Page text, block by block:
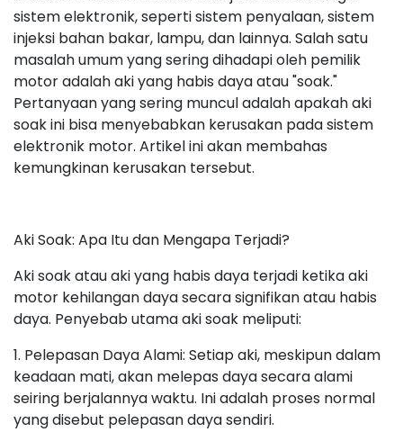
sistem elektronik, seperti sistem penyalaan, sistem
injeksi bahan bakar, lampu, dan lainnya. Salah satu
masalah umum yang sering dihadapi oleh pemilik
motor adalah aki yang habis daya atau "soak."
Pertanyaan yang sering muncul adalah apakah aki
soak ini bisa menyebabkan kerusakan pada sistem
elektronik motor. Artikel ini akan membahas
kemungkinan kerusakan tersebut.
Aki Soak: Apa Itu dan Mengapa Terjadi?
Aki soak atau aki yang habis daya terjadi ketika aki
motor kehilangan daya secara signifikan atau habis
daya. Penyebab utama aki soak meliputi:
1. Pelepasan Daya Alami: Setiap aki, meskipun dalam
keadaan mati, akan melepas daya secara alami
seiring berjalannya waktu. Ini adalah proses normal
yang disebut pelepasan daya sendiri.